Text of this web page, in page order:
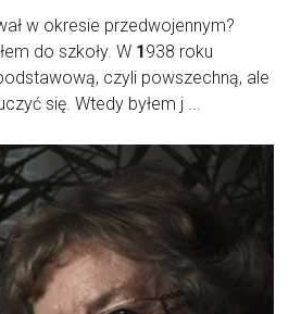
w okresie przedwojennym?
do szkoły. W 1938 roku
czyli powszechną, ale
się. Wtedy byłem j ...